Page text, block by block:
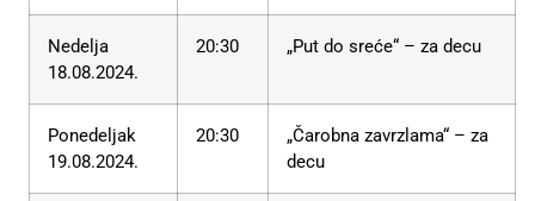
Nedelja
18.08.2024.
20:30 „Put do sreće“ – za decu
Ponedeljak
19.08.2024.
20:30
„Čarobna zavrzlama“ – za
decu